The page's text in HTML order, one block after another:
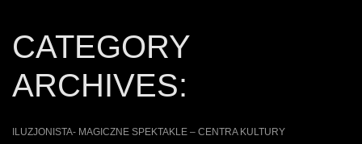
CATEGORY
ARCHIVES:
ILUZJONISTA- MAGICZNE SPEKTAKLE – CENTRA KULTURY